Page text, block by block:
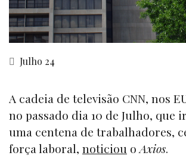
Julho 24
A cadeia de televisão CNN, nos
no passado dia 10 de Julho, que
uma centena de trabalhadores,
força laboral, noticiou oAxios.